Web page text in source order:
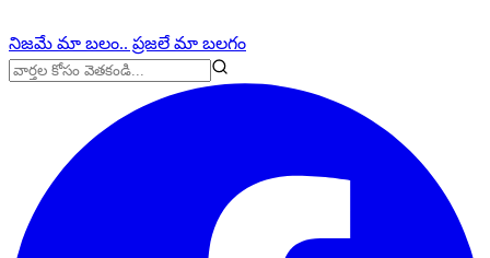
నిజమే మా బలం.. ప్రజలే మా బలగం